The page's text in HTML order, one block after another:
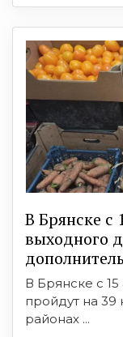
В Брянске с
выходного
В Брянске с
пройдут на
районах ...